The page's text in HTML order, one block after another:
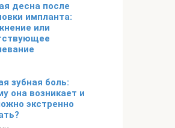
десна после
импланта:
или
зубная боль:
она возникает и
экстренно